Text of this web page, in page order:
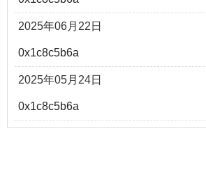
2025年06月22日
0x1c8c5b6a
2025年05月24日
0x1c8c5b6a